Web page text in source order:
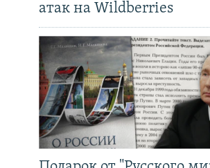
атак на Wildberries